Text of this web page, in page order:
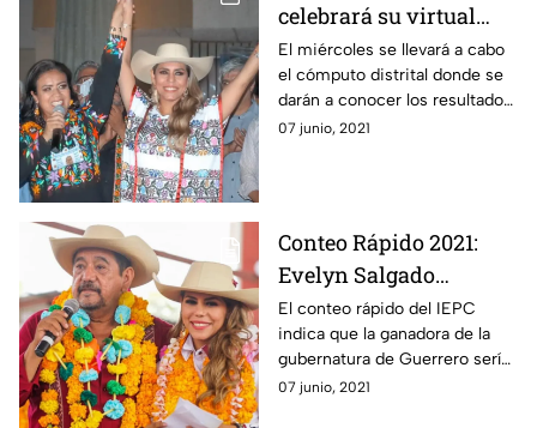
celebrará su virtual
triunfo en Guerrero
El miércoles se llevará a cabo
el cómputo distrital donde se
darán a conocer los resultados
de la elección en Guerrero.
07 junio, 2021
Conteo Rápido 2021:
Evelyn Salgado
alcanzaría gubernatura
por Guerrero
El conteo rápido del IEPC
indica que la ganadora de la
gubernatura de Guerrero sería
Evelyn Salgado, hija de Félix
07 junio, 2021